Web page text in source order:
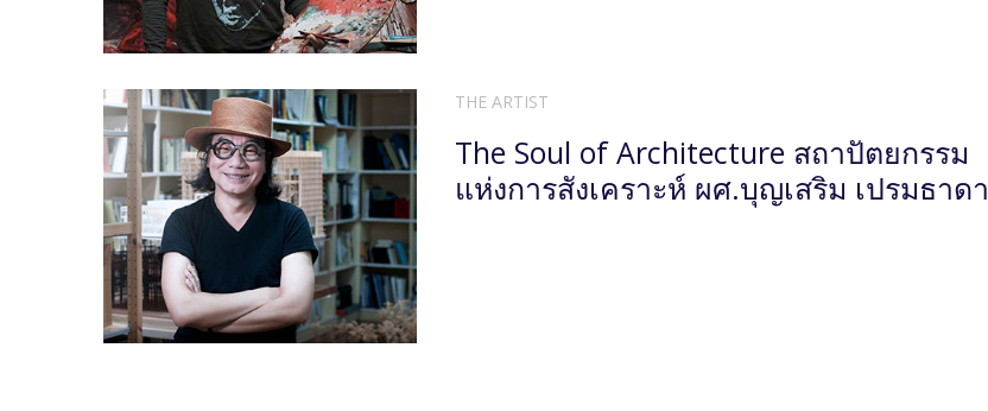
THE ARTIST
The Soul of Architecture สถาปัตยกรรม
แห่งการสังเคราะห์ ผศ.บุญเสริม เปรมธาดา